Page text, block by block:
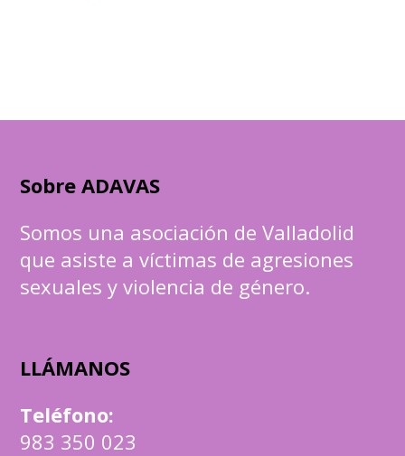
Sobre ADAVAS
Somos una asociación de Valladolid
que asiste a víctimas de agresiones
sexuales y violencia de género.
LLÁMANOS
Teléfono:
983 350 023